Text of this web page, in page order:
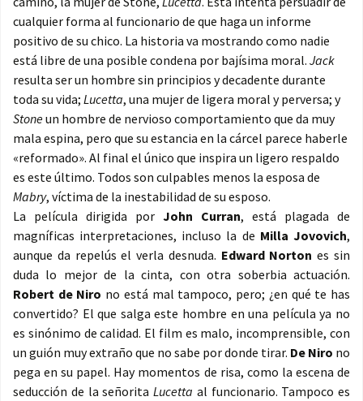
cualquier forma al funcionario de que haga un informe
positivo de su chico. La historia va mostrando como nadie
está libre de una posible condena por bajísima moral. Jack
resulta ser un hombre sin principios y decadente durante
toda su vida; Lucetta, una mujer de ligera moral y perversa; y
Stoneun hombre de nervioso comportamiento que da muy
mala espina, pero que su estancia en la cárcel parece haberle
«reformado». Al final el único que inspira un ligero respaldo
es este último. Todos son culpables menos la esposa de
Mabry, víctima de la inestabilidad de su esposo.
La película dirigida por John Curran, está plagada de
magníficas interpretaciones, incluso la de Milla Jovovich,
aunque da repelús el verla desnuda. Edward Norton es sin
duda lo mejor de la cinta, con otra soberbia actuación.
Robert de Niro no está mal tampoco, pero; ¿en qué te has
convertido? El que salga este hombre en una película ya no
es sinónimo de calidad. El film es malo, incomprensible, con
un guión muy extraño que no sabe por donde tirar. De Niro no
pega en su papel. Hay momentos de risa, como la escena de
seducción de la señorita Lucetta al funcionario. Tampoco es